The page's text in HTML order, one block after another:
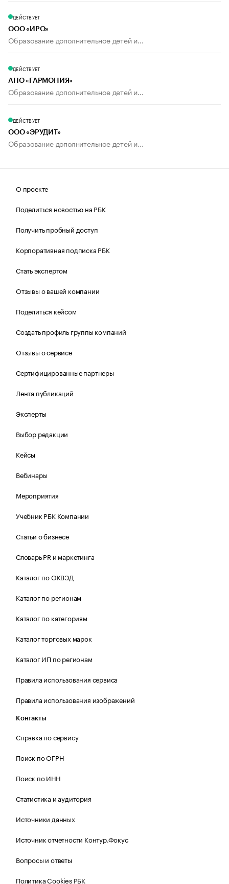
ДЕЙСТВУЕТ
ООО «ИРО»
Образование дополнительное детей и...
ДЕЙСТВУЕТ
АНО «ГАРМОНИЯ»
Образование дополнительное детей и...
ДЕЙСТВУЕТ
ООО «ЭРУДИТ»
Образование дополнительное детей и...
О проекте
Поделиться новостью на РБК
Получить пробный доступ
Корпоративная подписка РБК
Стать экспертом
Отзывы о вашей компании
Поделиться кейсом
Создать профиль группы компаний
Отзывы о сервисе
Сертифицированные партнеры
Лента публикаций
Эксперты
Выбор редакции
Кейсы
Вебинары
Мероприятия
Учебник РБК Компании
Статьи о бизнесе
Словарь PR и маркетинга
Каталог по ОКВЭД
Каталог по регионам
Каталог по категориям
Каталог торговых марок
Каталог ИП по регионам
Правила использования сервиса
Правила использования изображений
Контакты
Справка по сервису
Поиск по ОГРН
Поиск по ИНН
Статистика и аудитория
Источники данных
Источник отчетности Контур.Фокус
Вопросы и ответы
Политика Cookies РБК